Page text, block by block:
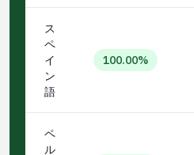
ス
ペ
イ
ン
語
100.00%
ペ
ル